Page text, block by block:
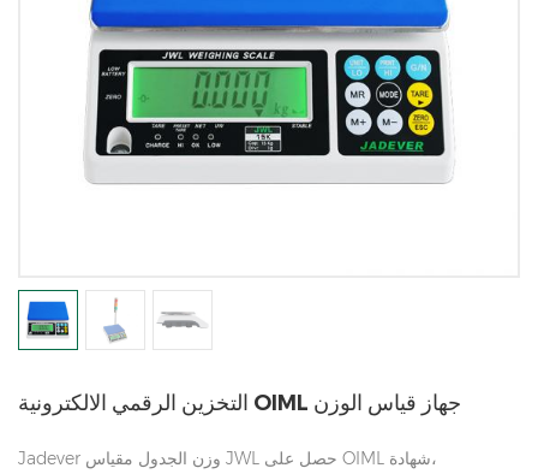
التخزين الرقمي الالكترونية OIML جهاز قياس الوزن
Jadever وزن الجدول مقياس JWL حصل على OIML شهادة،